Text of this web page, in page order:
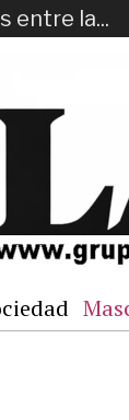
entre la...